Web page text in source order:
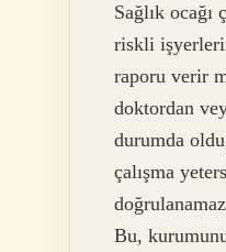
Sağlık ocağı
riskli
raporu verir
doktordan
durumda
çalışma
Bu,